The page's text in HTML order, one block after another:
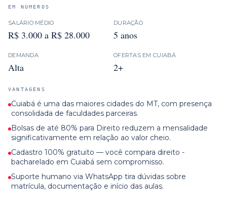
EM NÚMEROS
SALÁRIO MÉDIO
R$ 3.000 a R$ 28.000
DURAÇÃO
5 anos
DEMANDA
Alta
OFERTAS EMCUIABÁ
2+
VANTAGENS
Cuiabá é uma das maiores cidades do MT, com presença
consolidada de faculdades parceiras.
Bolsas de até 80% para Direito reduzem a mensalidade
significativamente em relação ao valor cheio.
Cadastro 100% gratuito — você compara direito -
bacharelado em Cuiabá sem compromisso.
Suporte humano via WhatsApp tira dúvidas sobre
matrícula, documentação e início das aulas.